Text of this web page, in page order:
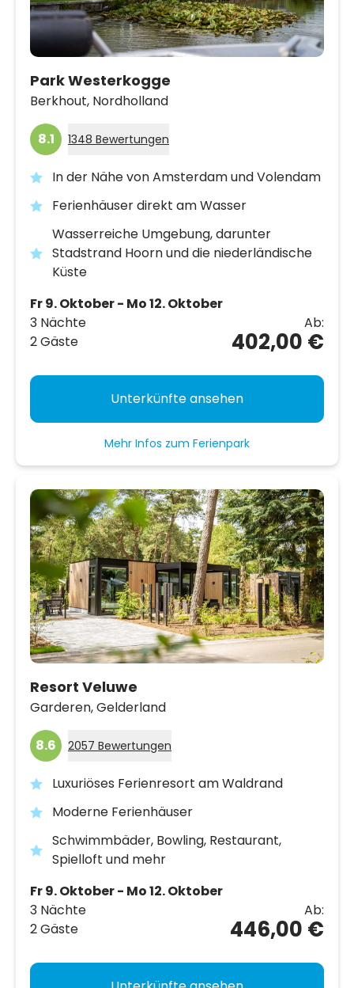
Park Westerkogge
Berkhout, Nordholland
8.1 1348 Bewertungen
In der Nähe von Amsterdam und Volendam
Ferienhäuser direkt am Wasser
Wasserreiche Umgebung, darunter
Stadstrand Hoorn und die niederländische
Küste
Fr 9. Oktober - Mo 12. Oktober
3 Nächte
2 Gäste
Ab:
402,00 €
Unterkünfte ansehen
Mehr Infos zum Ferienpark
Resort Veluwe
Garderen,Gelderland
8.6 2057 Bewertungen
Luxuriöses Ferienresort am Waldrand
Moderne Ferienhäuser
Schwimmbäder, Bowling, Restaurant,
Spielloft und mehr
Fr 9. Oktober - Mo 12. Oktober
3 Nächte
2 Gäste
Ab:
446,00 €